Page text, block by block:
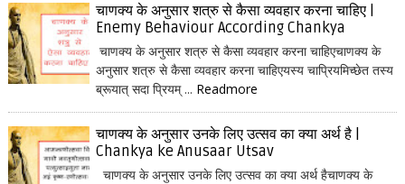
चाणक्य के अनुसार शत्रु से कैसा व्यवहार करना चाहिए |
Enemy Behaviour According Chankya
चाणक्य के अनुसार शत्रु से कैसा व्यवहार करना चाहिएचाणक्य के
अनुसार शत्रु से कैसा व्यवहार करना चाहिएयस्य चाप्रियमिच्छेत तस्य
ब्रूयात् सदा प्रियम् ... Readmore
चाणक्य के अनुसार उनके लिए उत्सव का क्या अर्थ है |
Chankya ke Anusaar Utsav
चाणक्य के अनुसार उनके लिए उत्सव का क्या अर्थ हैचाणक्य के